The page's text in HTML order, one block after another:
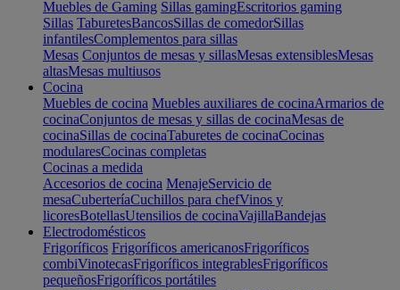
Muebles de Gaming Sillas gamingEscritorios gaming
Sillas TaburetesBancosSillas de comedorSillas
infantilesComplementos para sillas
Mesas Conjuntos de mesas y sillasMesas extensiblesMesas
altasMesas multiusos
Cocina
Muebles de cocina Muebles auxiliares de cocinaArmarios de
cocinaConjuntos de mesas y sillas de cocinaMesas de
cocinaSillas de cocinaTaburetes de cocinaCocinas
modularesCocinas completas
Cocinas a medida
Accesorios de cocina MenajeServicio de
mesaCuberteríaCuchillos para chefVinos y
licoresBotellasUtensilios de cocinaVajillaBandejas
Electrodomésticos
Frigoríficos Frigoríficos americanosFrigoríficos
combiVinotecasFrigoríficos integrablesFrigoríficos
pequeñosFrigoríficos portátiles